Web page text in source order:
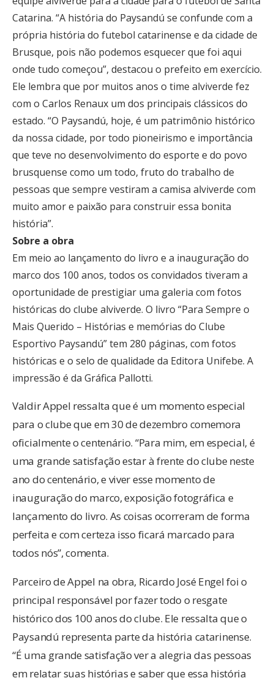
Catarina. “A história do Paysandú se confunde com a
própria história do futebol catarinense e da cidade de
Brusque, pois não podemos esquecer que foi aqui
onde tudo começou”, destacou o prefeito em exercício.
Ele lembra que por muitos anos o time alviverde fez
com o Carlos Renaux um dos principais clássicos do
estado. “O Paysandú, hoje, é um patrimônio histórico
da nossa cidade, por todo pioneirismo e importância
que teve no desenvolvimento do esporte e do povo
brusquense como um todo, fruto do trabalho de
pessoas que sempre vestiram a camisa alviverde com
muito amor e paixão para construir essa bonita
história”.
Sobre a obra
Em meio ao lançamento do livro e a inauguração do
marco dos 100 anos, todos os convidados tiveram a
oportunidade de prestigiar uma galeria com fotos
históricas do clube alviverde. O livro “Para Sempre o
Mais Querido – Histórias e memórias do Clube
Esportivo Paysandú” tem 280 páginas, com fotos
históricas e o selo de qualidade da Editora Unifebe. A
impressão é da Gráfica Pallotti.
Valdir Appel ressalta que é um momento especial
para o clube que em 30 de dezembro comemora
oficialmente o centenário. “Para mim, em especial, é
uma grande satisfação estar à frente do clube neste
ano do centenário, e viver esse momento de
inauguração do marco, exposição fotográfica e
lançamento do livro. As coisas ocorreram de forma
perfeita e com certeza isso ficará marcado para
todos nós”, comenta.
Parceiro de Appel na obra, Ricardo José Engel foi o
principal responsável por fazer todo o resgate
histórico dos 100 anos do clube. Ele ressalta que o
Paysandú representa parte da história catarinense.
“É uma grande satisfação ver a alegria das pessoas
em relatar suas histórias e saber que essa história